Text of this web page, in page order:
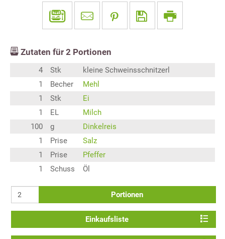
Zutaten für 2 Portionen
4 Stk
kleine Schweinsschnitzerl
1
Becher
Mehl
1
Stk
Ei
1
EL
Milch
100
g
Dinkelreis
1
Prise
Salz
1
Prise
Pfeffer
1
Schuss Öl
Portionen
Einkaufsliste